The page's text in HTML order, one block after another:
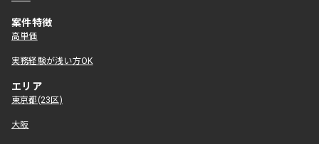
案件特徴
高単価
実務経験が浅い方OK
エリア
東京都(23区)
大阪